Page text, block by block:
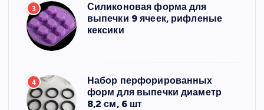
3
Силиконовая форма для
выпечки 9 ячеек, рифленые
кексики
4
Набор перфорированных
форм для выпечки диаметр
8,2 см, 6 шт